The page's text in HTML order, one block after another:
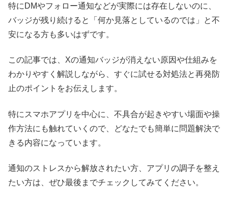
特にDMやフォロー通知などが実際には存在しないのに、
バッジが残り続けると「何か見落としているのでは」と不
安になる方も多いはずです。
この記事では、Xの通知バッジが消えない原因や仕組みを
わかりやすく解説しながら、すぐに試せる対処法と再発防
止のポイントをお伝えします。
特にスマホアプリを中心に、不具合が起きやすい場面や操
作方法にも触れていくので、どなたでも簡単に問題解決で
きる内容になっています。
通知のストレスから解放されたい方、アプリの調子を整え
たい方は、ぜひ最後までチェックしてみてください。